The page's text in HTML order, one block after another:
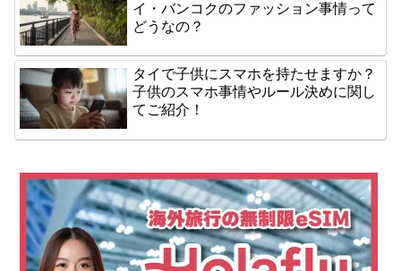
イ・バンコクのファッション事情って
どうなの？
タイで子供にスマホを持たせますか？
子供のスマホ事情やルール決めに関し
てご紹介！